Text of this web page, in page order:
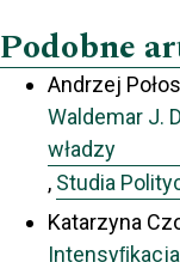
Podobne
Andrzej
Waldemar J.
władzy
, Studia
Katarzyna